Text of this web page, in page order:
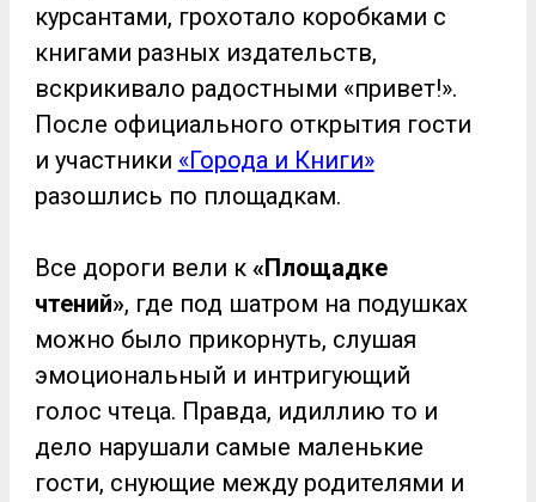
курсантами, грохотало коробками с
книгами разных издательств,
вскрикивало радостными «привет!».
После официального открытия гости
и участники «Города и Книги»
разошлись по площадкам.
Все дороги вели к «Площадке
чтений», где под шатром на подушках
можно было прикорнуть, слушая
эмоциональный и интригующий
голос чтеца. Правда, идиллию то и
дело нарушали самые маленькие
гости, снующие между родителями и